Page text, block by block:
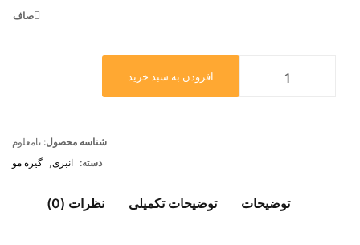
صاف
افزودن به سبد خرید
شناسه محصول: نامعلوم
دسته: انبری, گیره مو
توضیحات توضیحات تکمیلی نظرات (0)